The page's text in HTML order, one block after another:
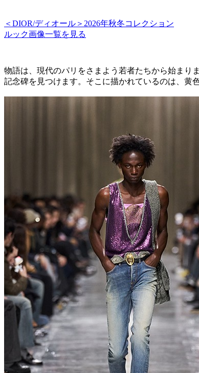
＜DIOR/ディオール＞2026年秋冬コレクション
ルック画像一覧を見る
物語は、現代のパリをさまよう若者たちから始まり
記念碑を見つけます。そこに描かれているのは、黄